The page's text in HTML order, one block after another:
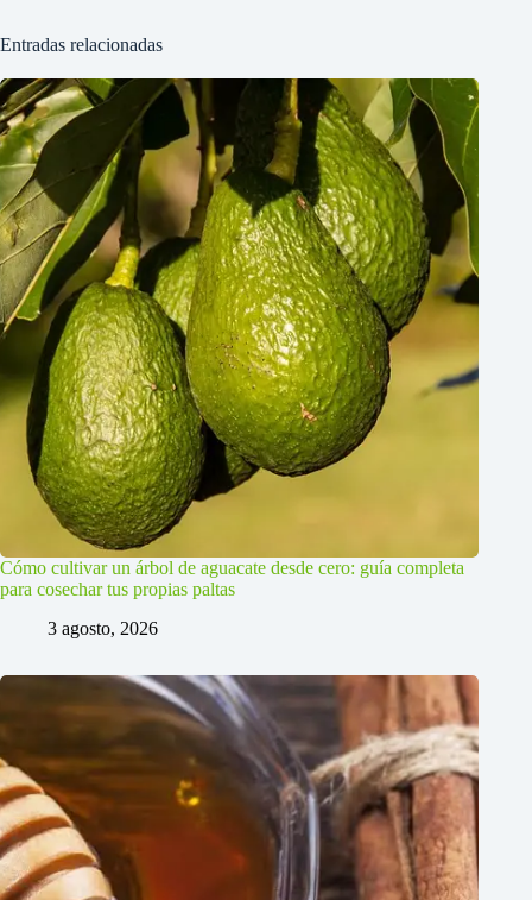
Entradas relacionadas
Cómo cultivar un árbol de aguacate desde cero: guía completa
para cosechar tus propias paltas
3 agosto, 2026